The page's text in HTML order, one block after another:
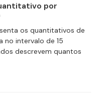
por
os quantitativos de
no intervalo de 15
descrevem quantos